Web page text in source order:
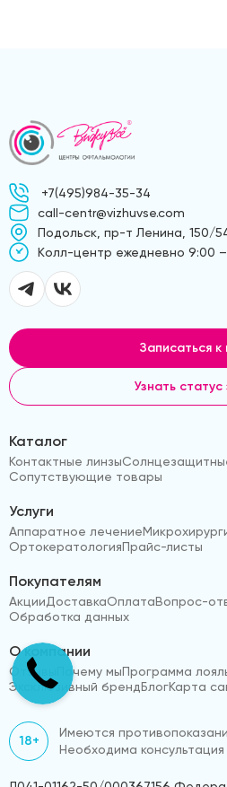
+7(495)984-35-34
call-centr@vizhuvse.com
Подольск, пр-т Ленина, 150/
Kолл-центр ежедневно 9:00
Записаться к
Узнать статус
Каталог
Контактные линзы
Сопутствующие товары
Услуги
Аппаратное лечение
ОртокератологияПрайс-листы
Покупателям
АкцииДоставкаОплатаВопрос-
Обработка данных
О компании
Отзывы Почему мыПрограмма
Эксклюзивный брендБлогКарта
18+
Имеются
Необходима